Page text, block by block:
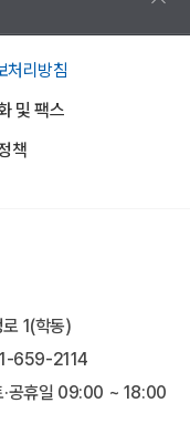
처리방침
및 팩스
책
1(학동)
659-2114
공휴일 09:00 ~ 18:00